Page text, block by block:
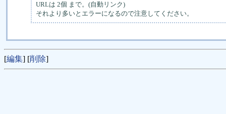
URLは 2個 まで。(自動リンク)
それより多いとエラーになるので注意してください。
[編集] [削除]